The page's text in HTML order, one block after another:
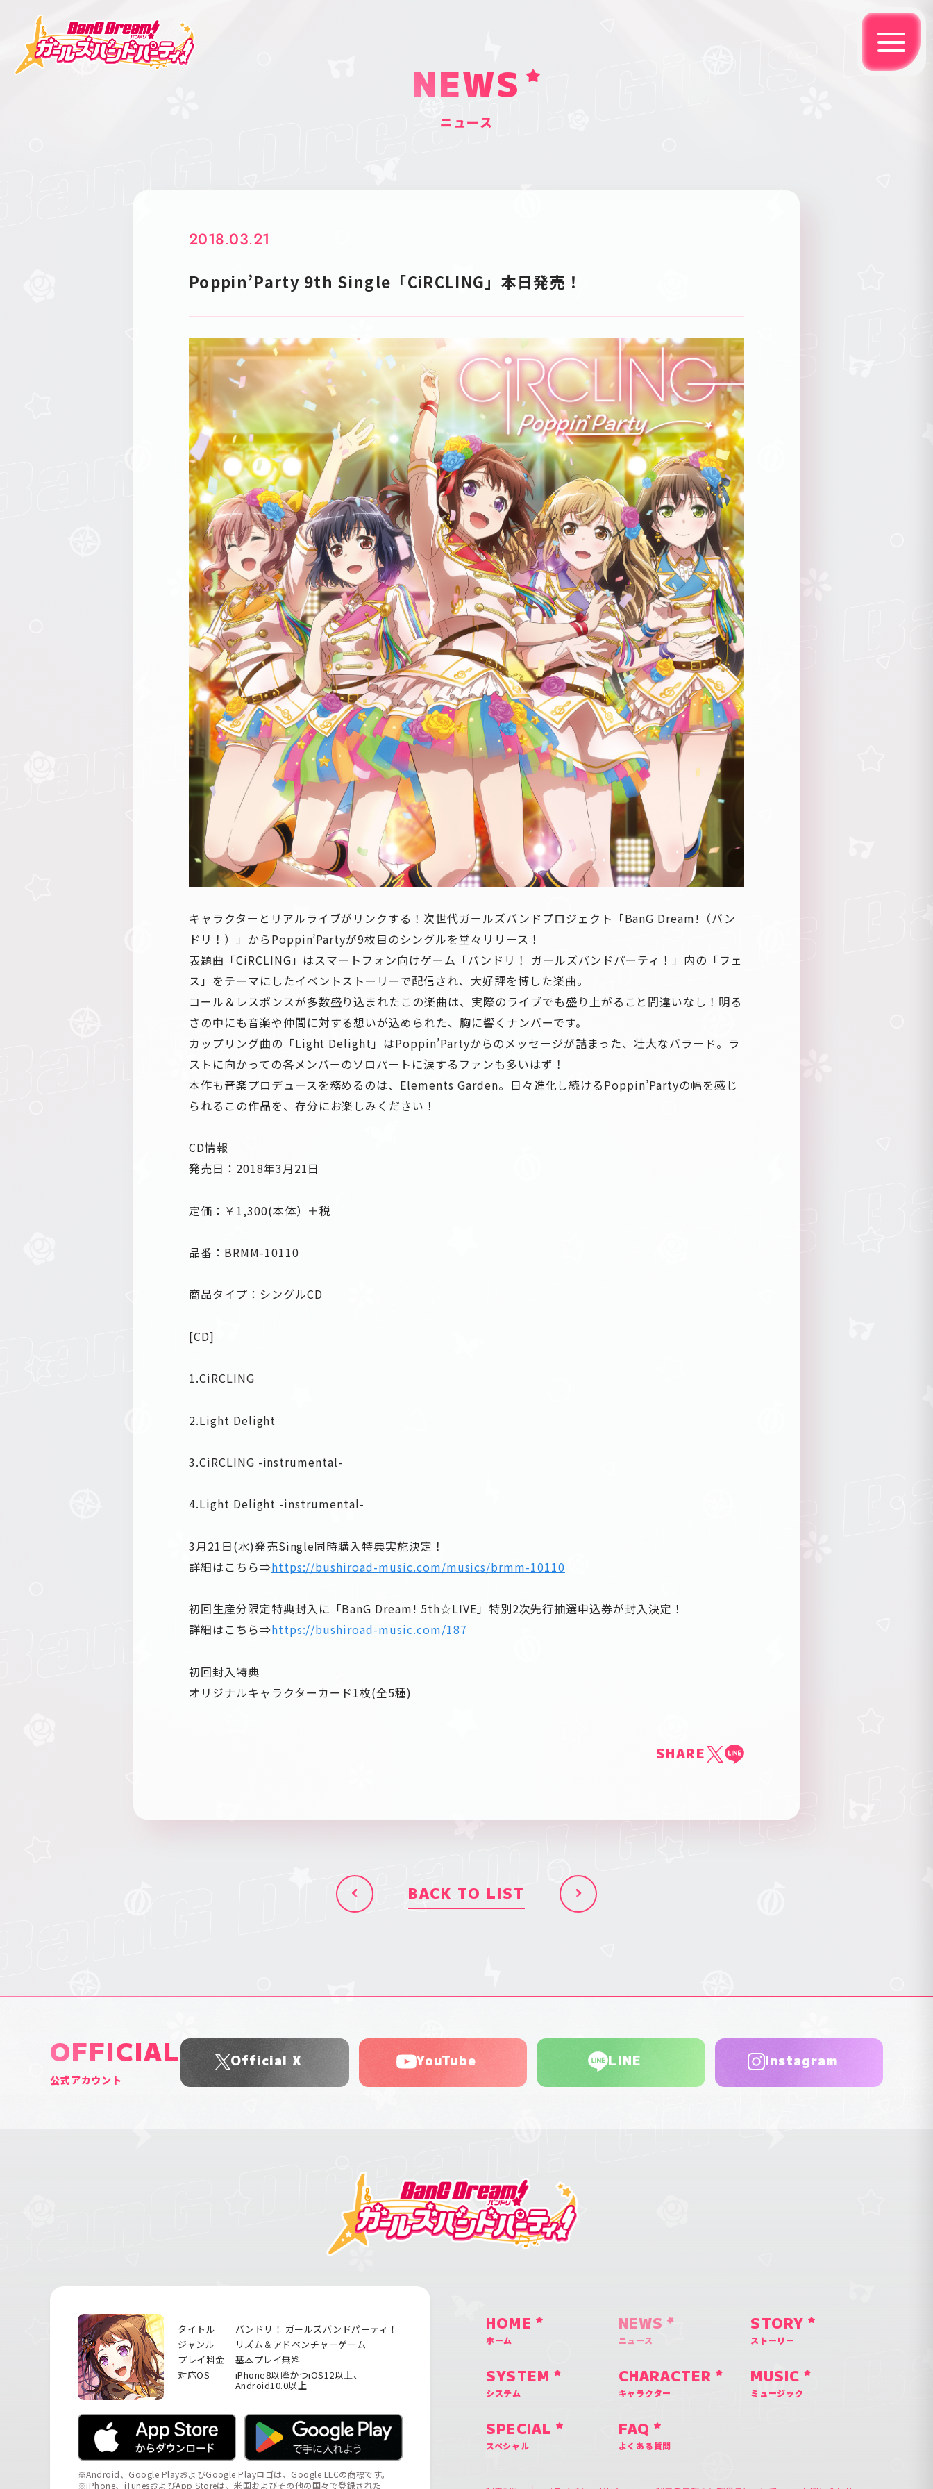
NEWS
ニュース
2018.03.21
Poppin’Party 9th Single「CiRCLING」本日発売！
キャラクターとリアルライブがリンクする！次世代ガールズバンドプロジェクト「BanG Dream!（バン
ドリ！）」からPoppin’Partyが9枚目のシングルを堂々リリース！
表題曲「CiRCLING」はスマートフォン向けゲーム「バンドリ！ ガールズバンドパーティ！」内の「フェ
ス」をテーマにしたイベントストーリーで配信され、大好評を博した楽曲。
コール＆レスポンスが多数盛り込まれたこの楽曲は、実際のライブでも盛り上がること間違いなし！明る
さの中にも音楽や仲間に対する想いが込められた、胸に響くナンバーです。
カップリング曲の「Light Delight」はPoppin’Partyからのメッセージが詰まった、壮大なバラード。ラ
ストに向かっての各メンバーのソロパートに涙するファンも多いはず！
本作も音楽プロデュースを務めるのは、Elements Garden。日々進化し続けるPoppin’Partyの幅を感じ
られるこの作品を、存分にお楽しみください！
CD情報
発売日：2018年3月21日
定価：￥1,300(本体）＋税
品番：BRMM-10110
商品タイプ：シングルCD
[CD]
1.CiRCLING
2.Light Delight
3.CiRCLING -instrumental-
4.Light Delight -instrumental-
3月21日(水)発売Single同時購入特典実施決定！
詳細はこちら⇒https://bushiroad-music.com/musics/brmm-10110
初回生産分限定特典封入に「BanG Dream! 5th☆LIVE」特別2次先行抽選申込券が封入決定！
詳細はこちら⇒https://bushiroad-music.com/187
初回封入特典
オリジナルキャラクターカード1枚(全5種)
SHARE
BACK TO LIST
OFFICIAL
公式アカウント
Official X YouTube LINE Instagram
HOME
ホーム
NEWS
ニュース
STORY
ストーリー
SYSTEM
システム
CHARACTER
キャラクター
MUSIC
ミュージック
SPECIAL
スペシャル
FAQ
よくある質問
タイトル
バンドリ！ ガールズバンドパーティ！
ジャンル
リズム＆アドベンチャーゲーム
プレイ料金
基本プレイ無料
対応OS
iPhone8以降かつiOS12以上、
Android10.0以上
※Android、Google PlayおよびGoogle Playロゴは、Google LLCの商標です。
※iPhone、iTunesおよびApp Storeは、米国およびその他の国々で登録された